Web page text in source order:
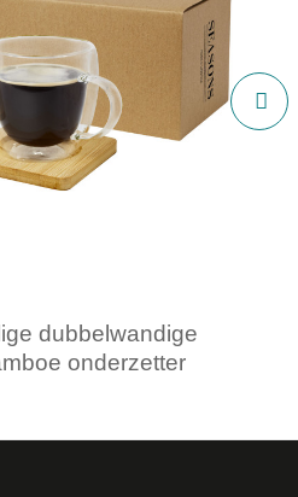
dubbelwandige
onderzetter